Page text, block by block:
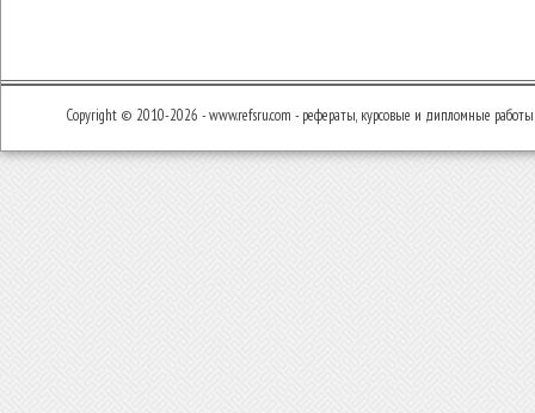
Copyright © 2010-2026 - www.refsru.com - рефераты, курсовые и дипломные работы